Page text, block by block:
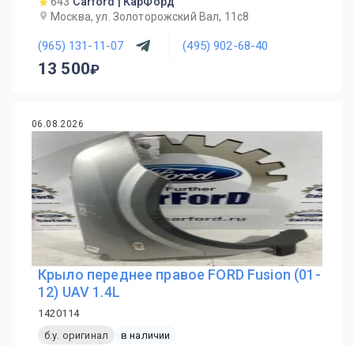
Москва, ул. Золоторожский Вал, 11с8
(965) 131-11-07 (495) 902-68-40
13 500
06.08.2026
Крыло переднее правое FORD Fusion (01-
12) UAV 1.4L
1420114
б.у. оригинал
в наличии